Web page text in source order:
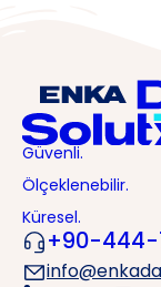
Güvenli.
Ölçeklenebilir.
Küresel.
+90-444-